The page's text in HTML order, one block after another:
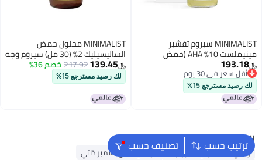
MINIMALIST سيروم تقشير
مينيملست 10% AHA (حمض
(حمض الساليسيليك) | يقشر بلطف
دون تجفيف لبشرة متألقة وشابة |
مل
﷼‏193.18
أقل سعر في 30 يوم
أقل سعر في 30 يوم
لك رصيد مسترجع 15%
MINIMALIST محلول حمض
الساليسيليك 2% (30 مل) سيروم وجه
لحب الشباب والرؤوس السوداء
للبشرة الدهنية
﷼‏139.45
217.92خصم 36%
لك رصيد مسترجع 15%
ترتيب حسب تصنيف حسب البحث الشائع
واقي الشمس سيروم فيتامين C
منتج تسمير ذاتي